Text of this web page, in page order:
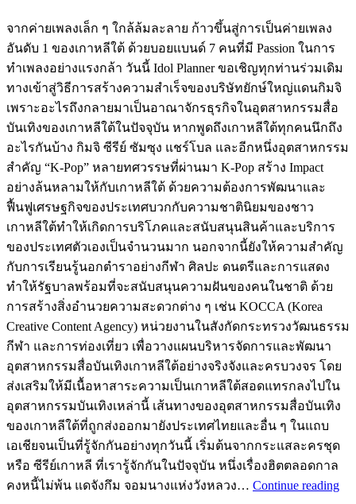
จากค่ายเพลงเล็ก ๆ ใกล้ล้มละลาย ก้าวขึ้นสู่การเป็นค่ายเพลง
อันดับ 1 ของเกาหลีใต้ ด้วยบอยแบนด์ 7 คนที่มี Passion ในการ
ทำเพลงอย่างแรงกล้า วันนี้ Idol Planner ขอเชิญทุกท่านร่วมเดิม
ทางเข้าสู่วิธีการสร้างความสำเร็จของบริษัทยักษ์ใหญ่แดนกิมจิ
เพราะอะไรถึงกลายมาเป็นอาณาจักรธุรกิจในอุตสาหกรรมสื่อ
บันเทิงของเกาหลีใต้ในปัจจุบัน หากพูดถึงเกาหลีใต้ทุกคนนึกถึง
อะไรกันบ้าง กิมจิ ซีรีย์ ซัมซุง แชร์โบล และอีกหนึ่งอุตสาหกรรม
สำคัญ “K-Pop” หลายทศวรรษที่ผ่านมา K-Pop สร้าง Impact
อย่างล้นหลามให้กับเกาหลีใต้ ด้วยความต้องการพัฒนาและ
ฟื้นฟูเศรษฐกิจของประเทศบวกกับความชาตินิยมของชาว
เกาหลีใต้ทำให้เกิดการบริโภคและสนับสนุนสินค้าและบริการ
ของประเทศตัวเองเป็นจำนวนมาก นอกจากนี้ยังให้ความสำคัญ
กับการเรียนรู้นอกตำราอย่างกีฬา ศิลปะ ดนตรีและการแสดง
ทำให้รัฐบาลพร้อมที่จะสนับสนุนความฝันของคนในชาติ ด้วย
การสร้างสิ่งอำนวยความสะดวกต่าง ๆ เช่น KOCCA (Korea
Creative Content Agency) หน่วยงานในสังกัดกระทรวงวัฒนธรรม
กีฬา และการท่องเที่ยว เพื่อวางแผนบริหารจัดการและพัฒนา
อุตสาหกรรมสื่อบันเทิงเกาหลีใต้อย่างจริงจังและครบวงจร โดย
ส่งเสริมให้มีเนื้อหาสาระความเป็นเกาหลีใต้สอดแทรกลงไปใน
อุตสาหกรรมบันเทิงเหล่านี้ เส้นทางของอุตสาหกรรมสื่อบันเทิง
ของเกาหลีใต้ที่ถูกส่งออกมายังประเทศไทยและอื่น ๆ ในแถบ
เอเชียจนเป็นที่รู้จักกันอย่างทุกวันนี้ เริ่มต้นจากกระแสละครชุด
หรือ ซีรีย์เกาหลี ที่เรารู้จักกันในปัจจุบัน หนึ่งเรื่องฮิตตลอดกาล
คงหนี้ไม่พ้น แดจังกึม จอมนางแห่งวังหลวง… Continue reading